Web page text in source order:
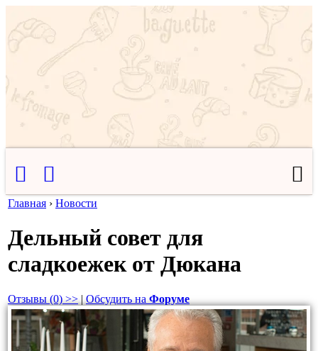
Главная › Новости
Дельный совет для
сладкоежек от Дюкана
Отзывы (0) >> | Обсудить на Форуме